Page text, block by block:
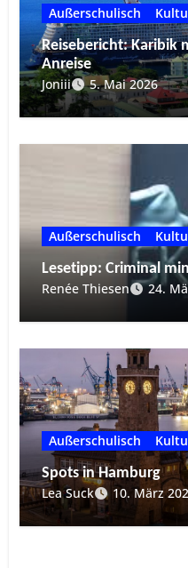
Außerschulisch
Reisebericht: Karibik
Anreise
Joniii
5. Mai 2026
Außerschulisch
Lesetipp: Criminal
Renée Thiesen
24.
Außerschulisch
Spots in Hamburg
Lea Suck
10. März